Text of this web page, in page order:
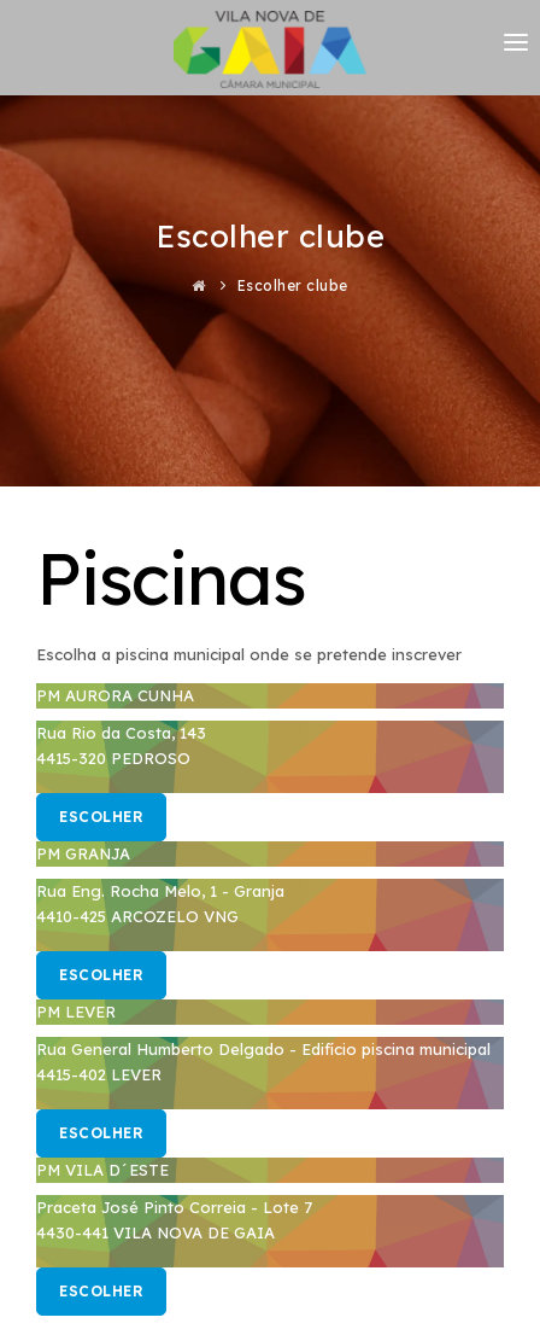
INSCREVER
HORÁRIOS
ENTRAR Escolher clube
Escolher clube
Piscinas
Escolha a piscina municipal onde se pretende inscrever
PM AURORA CUNHA
Rua Rio da Costa, 143
4415-320 PEDROSO
ESCOLHER
PM GRANJA
Rua Eng. Rocha Melo, 1 - Granja
4410-425 ARCOZELO VNG
ESCOLHER
PM LEVER
Rua General Humberto Delgado - Edifício piscina municipal
4415-402 LEVER
ESCOLHER
PM VILA D´ESTE
Praceta José Pinto Correia - Lote 7
4430-441 VILA NOVA DE GAIA
ESCOLHER